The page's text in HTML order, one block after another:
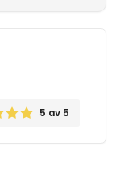
5 av 5